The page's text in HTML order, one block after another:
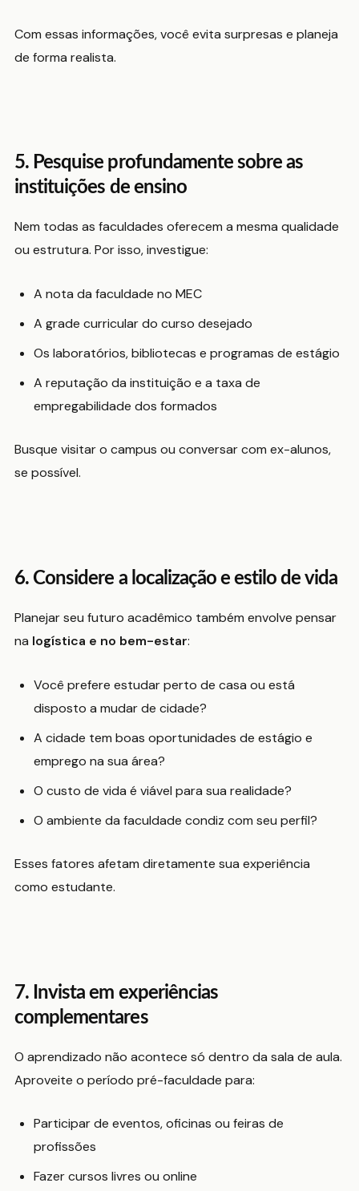
Com essas informações, você evita surpresas e planeja
de forma realista.
5. Pesquise profundamente sobre as
instituições de ensino
Nem todas as faculdades oferecem a mesma qualidade
ou estrutura. Por isso, investigue:
A nota da faculdade no MEC
A grade curricular do curso desejado
Os laboratórios, bibliotecas e programas de estágio
A reputação da instituição e a taxa de
empregabilidade dos formados
Busque visitar o campus ou conversar com ex-alunos,
se possível.
6. Considere a localização e estilo de vida
Planejar seu futuro acadêmico também envolve pensar
na logística e no bem-estar:
Você prefere estudar perto de casa ou está
disposto a mudar de cidade?
A cidade tem boas oportunidades de estágio e
emprego na sua área?
O custo de vida é viável para sua realidade?
O ambiente da faculdade condiz com seu perfil?
Esses fatores afetam diretamente sua experiência
como estudante.
7. Invista em experiências
complementares
O aprendizado não acontece só dentro da sala de aula.
Aproveite o período pré-faculdade para:
Participar de eventos, oficinas ou feiras de
profissões
Fazer cursos livres ou online